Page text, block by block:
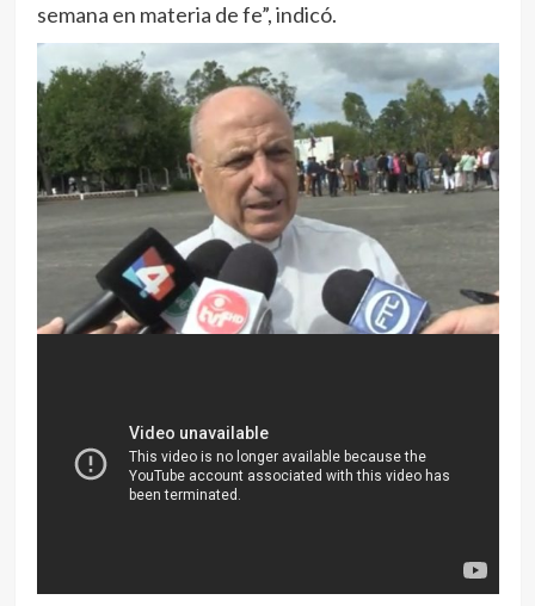
semana en materia de fe”, indicó.